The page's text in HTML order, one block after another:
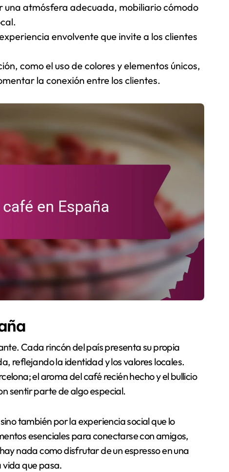
atmósfera adecuada, mobiliario cómodo
envolvente que invite a los clientes
como el uso de colores y elementos únicos,
la conexión entre los clientes.
Cada rincón del país presenta su propia
reflejando la identidad y los valores locales.
el aroma del café recién hecho y el bullicio
sentir parte de algo especial.
también por la experiencia social que lo
esenciales para conectarse con amigos,
nada como disfrutar de un espresso en una
que pasa.